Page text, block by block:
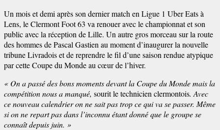
Un mois et demi après son dernier match en Ligue 1 Uber Eats à
Lens, le Clermont Foot 63 va renouer avec le championnat et son
public avec la réception de Lille. Un autre gros morceau sur la route
des hommes de Pascal Gastien au moment d’inaugurer la nouvelle
tribune Livradois et de reprendre le fil d’une saison rendue atypique
par cette Coupe du Monde au cœur de l’hiver.
« On a passé des bons moments devant la Coupe du Monde mais la
compétition nous a manqué, sourit le technicien clermontois. Avec
ce nouveau calendrier on ne sait pas trop ce qui va se passer. Même
si on ne repart pas dans l’inconnu étant donné que le groupe se
connaît depuis juin. »